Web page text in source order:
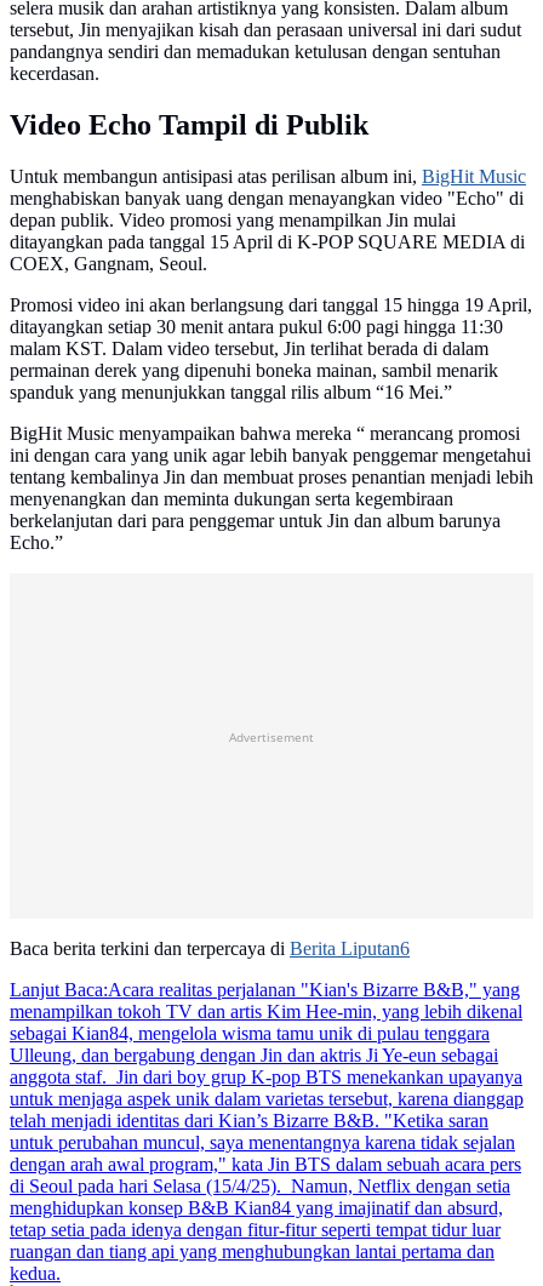
selera musik dan arahan artistiknya yang konsisten. Dalam album
tersebut, Jin menyajikan kisah dan perasaan universal ini dari sudut
pandangnya sendiri dan memadukan ketulusan dengan sentuhan
kecerdasan.
Video Echo Tampil di Publik
Untuk membangun antisipasi atas perilisan album ini, BigHit Music
menghabiskan banyak uang dengan menayangkan video "Echo" di
depan publik. Video promosi yang menampilkan Jin mulai
ditayangkan pada tanggal 15 April di K-POP SQUARE MEDIA di
COEX, Gangnam, Seoul.
Promosi video ini akan berlangsung dari tanggal 15 hingga 19 April,
ditayangkan setiap 30 menit antara pukul 6:00 pagi hingga 11:30
malam KST. Dalam video tersebut, Jin terlihat berada di dalam
permainan derek yang dipenuhi boneka mainan, sambil menarik
spanduk yang menunjukkan tanggal rilis album “16 Mei.”
BigHit Music menyampaikan bahwa mereka “ merancang promosi
ini dengan cara yang unik agar lebih banyak penggemar mengetahui
tentang kembalinya Jin dan membuat proses penantian menjadi lebih
menyenangkan dan meminta dukungan serta kegembiraan
berkelanjutan dari para penggemar untuk Jin dan album barunya
Echo.”
Advertisement
Baca berita terkini dan terpercaya di Berita Liputan6
Lanjut Baca:Acara realitas perjalanan "Kian's Bizarre B&B," yang
menampilkan tokoh TV dan artis Kim Hee-min, yang lebih dikenal
sebagai Kian84, mengelola wisma tamu unik di pulau tenggara
Ulleung, dan bergabung dengan Jin dan aktris Ji Ye-eun sebagai
anggota staf. Jin dari boy grup K-pop BTS menekankan upayanya
untuk menjaga aspek unik dalam varietas tersebut, karena dianggap
telah menjadi identitas dari Kian’s Bizarre B&B. "Ketika saran
untuk perubahan muncul, saya menentangnya karena tidak sejalan
dengan arah awal program," kata Jin BTS dalam sebuah acara pers
di Seoul pada hari Selasa (15/4/25). Namun, Netflix dengan setia
menghidupkan konsep B&B Kian84 yang imajinatif dan absurd,
tetap setia pada idenya dengan fitur-fitur seperti tempat tidur luar
ruangan dan tiang api yang menghubungkan lantai pertama dan
kedua.